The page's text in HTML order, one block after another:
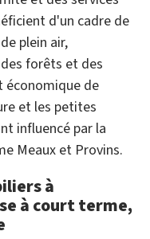
d'un cadre de
plein air,
forêts et des
économique de
et les petites
influencé par la
Meaux et Provins.
à
à court terme,